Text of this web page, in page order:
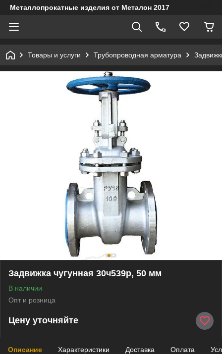
Металлопрокатные изделия от Металон 2017
Товары и услуги Трубопроводная арматура
Задвижка чугунная 30ч539р, 50 мм
В наличии
Опт и розница
Цену уточняйте
Описание Характеристики Доставка Оплата